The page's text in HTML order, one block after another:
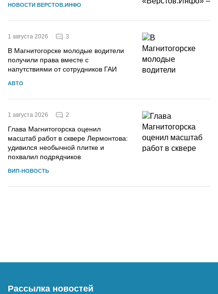
НОВОСТИ ВЕРСТОВ.ИНФО
1 августа 2026 3
В Магнитогорске молодые водители
получили права вместе с
напутствиями от сотрудников ГАИ
АВТО
1 августа 2026 2
Глава Магнитогорска оценил
масштаб работ в сквере Лермонтова:
удивился необычной плитке и
похвалил подрядчиков
ВИП-НОВОСТЬ
Рассылка новостей